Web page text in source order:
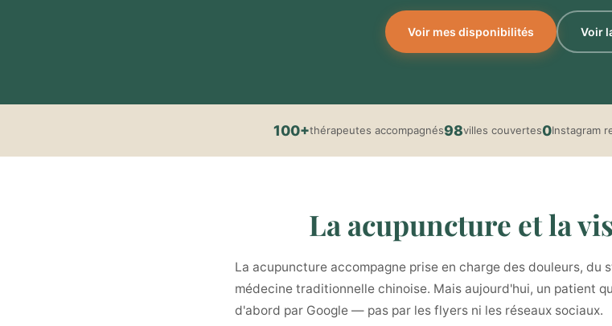
Voir mes disponibilités Voir
100+thérapeutes accompagnés98villes couvertes0Instagram
La acupuncture et la
La acupuncture accompagne prise en charge des douleurs, du
médecine traditionnelle chinoise. Mais aujourd'hui, un patient
d'abord par Google — pas par les flyers ni les réseaux sociaux.